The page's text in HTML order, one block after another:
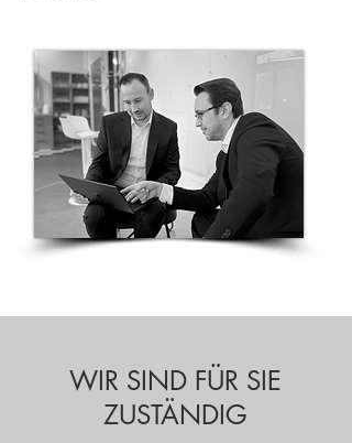
WIR SIND FÜR SIE
ZUSTÄNDIG